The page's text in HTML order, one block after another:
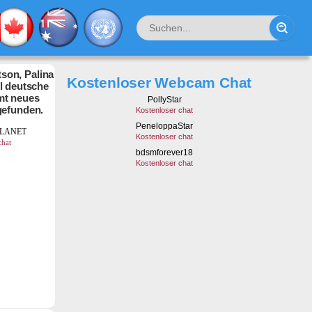
Palina
deutsche
neues
Kostenloser Webcam Chat